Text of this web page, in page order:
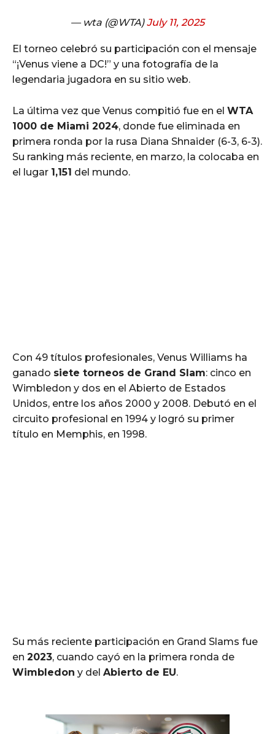
— wta (@WTA)July 11, 2025
El torneo celebró su participación con el mensaje
“¡Venus viene a DC!” y una fotografía de la
legendaria jugadora en su sitio web.
La última vez que Venus compitió fue en el WTA
1000 de Miami 2024, donde fue eliminada en
primera ronda por la rusa Diana Shnaider (6-3, 6-3).
Su ranking más reciente, en marzo, la colocaba en
el lugar 1,151 del mundo.
Con 49 títulos profesionales, Venus Williams ha
ganado siete torneos de Grand Slam: cinco en
Wimbledon y dos en el Abierto de Estados
Unidos, entre los años 2000 y 2008. Debutó en el
circuito profesional en 1994 y logró su primer
título en Memphis, en 1998.
Su más reciente participación en Grand Slams fue
en 2023, cuando cayó en la primera ronda de
Wimbledon y del Abierto de EU.